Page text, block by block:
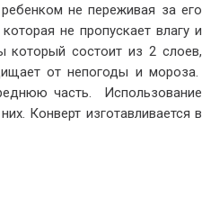
не переживая за его
не пропускает влагу и
который состоит из 2 слоев,
от непогоды и мороза.
часть. Использование
Конверт изготавливается в